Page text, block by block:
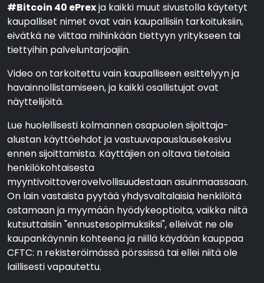
#Bitcoin 40 ePrexja kaikki muut sivustolla käytetyt
kaupalliset nimet ovat vain kaupallisiin tarkoituksiin,
eivätkä ne viittaa mihinkään tiettyyn yritykseen tai
tiettyihin palveluntarjoajiin.
Video on tarkoitettu vain kaupalliseen esittelyyn ja
havainnollistamiseen, ja kaikki osallistujat ovat
näyttelijöitä.
Lue huolellisesti kolmannen osapuolen sijoittaja-
alustan käyttöehdot ja vastuuvapauslausekesivu
ennen sijoittamista. Käyttäjien on oltava tietoisia
henkilökohtaisesta
myyntivoittoverovelvollisuudestaan asuinmaassaan.
On lain vastaista pyytää yhdysvaltalaisia henkilöitä
ostamaan ja myymään hyödykeoptioita, vaikka niitä
kutsuttaisiin "ennustesopimuksiksi", elleivät ne ole
kaupankäynnin kohteena ja niillä käydään kauppaa
CFTC: n rekisteröimässä pörssissä tai ellei niitä ole
laillisesti vapautettu.